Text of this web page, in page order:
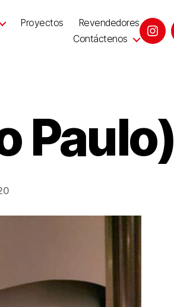
Proyectos
Revendedores
Contáctenos
Paulo)